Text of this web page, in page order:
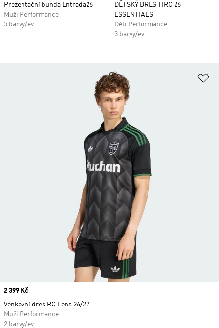
Prezentační bunda Entrada26
Muži Performance
5 barvy/ev
DĚTSKÝ DRES TIRO 26
ESSENTIALS
Děti Performance
3 barvy/ev
Price
2 399 Kč
Venkovní dres RC Lens 26/27
Muži Performance
2 barvy/ev